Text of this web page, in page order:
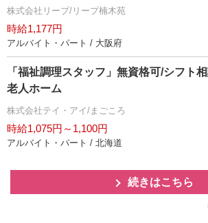
株式会社リープ/リープ楠木苑
時給1,177円
アルバイト・パート / 大阪府
「福祉調理スタッフ」無資格可/シフト
老人ホーム
株式会社テイ・アイ/まごころ
時給1,075円～1,100円
アルバイト・パート / 北海道
続きはこちら